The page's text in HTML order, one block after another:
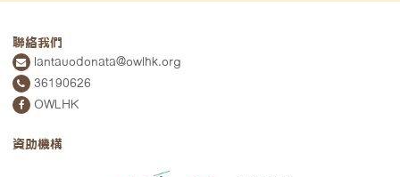
聯絡我們
lantauodonata@owlhk.org
36190626
OWLHK
資助機構